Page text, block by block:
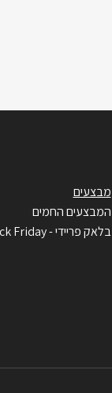
מבצעים
המבצעים החמים
בלאק פריידי - Black Friday